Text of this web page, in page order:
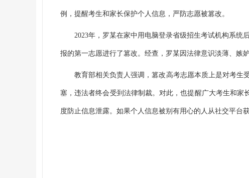
例，提醒考生和家长保护个人信息，严防志愿被篡改。
2023年，罗某在家中用电脑登录省级招生考试机构系统
报的第一志愿进行了篡改。经查，罗某因法律意识淡薄、嫉
教育部相关负责人强调，篡改高考志愿本质上是对考生
塞，违法者终会受到法律制裁。对此，也提醒广大考生和家
度防止信息泄露。如果个人信息被别有用心的人从社交平台